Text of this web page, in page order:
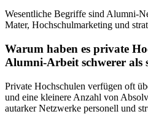
Wesentliche Begriffe sind Alumni-
Mater, Hochschulmarketing und
Warum haben es private
Alumni-Arbeit schwerer als
Private Hochschulen verfügen oft
und eine kleinere Anzahl von
autarker Netzwerke personell und